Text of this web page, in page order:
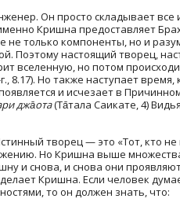
Он просто складывает
Кришна предоставляет
только компоненты, но и
Поэтому настоящий творец,
вселенную, но потом
8.17). Но также наступает
и исчезает в
джа̄ота(Та̄тала Саикате, 4)
творец — это «Тот, кто
Но Кришна выше
и снова, и снова они
Кришна. Если человек
то он должен знать, что: